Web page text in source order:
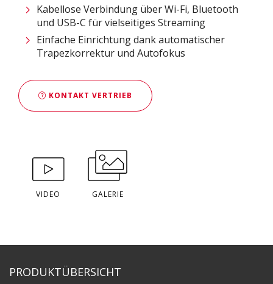
Kabellose Verbindung über Wi-Fi, Bluetooth
und USB-C für vielseitiges Streaming
Einfache Einrichtung dank automatischer
Trapezkorrektur und Autofokus
KONTAKT VERTRIEB
VIDEO GALERIE
PRODUKTÜBERSICHT